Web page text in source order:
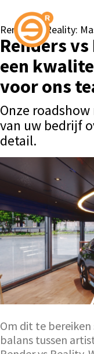
Render vs Reality:
Renders
een
voor ons
Onze
van uw bedrijf
detail.
Om dit te
balans tussen